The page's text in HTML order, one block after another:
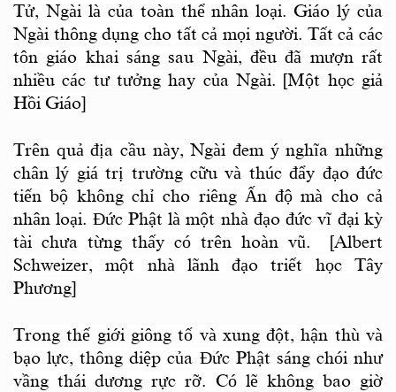
Tử, Ngài là của toàn thể nhân loại. Giáo lý của
Ngài thông dụng cho tất cả mọi người. Tất cả các
tôn giáo khai sáng sau Ngài, đều đã mượn rất
nhiều các tư tưởng hay của Ngài. [Một học giả
Hồi Giáo]
Trên quả địa cầu này, Ngài đem ý nghĩa những
chân lý giá trị trường cữu và thúc đẩy đạo đức
tiến bộ không chỉ cho riêng Ấn độ mà cho cả
nhân loại. Ðức Phật là một nhà đạo đức vĩ đại kỳ
tài chưa từng thấy có trên hoàn vũ. [Albert
Schweizer, một nhà lãnh đạo triết học Tây
Phương]
Trong thế giới giông tố và xung đột, hận thù và
bạo lực, thông diệp của Đức Phật sáng chói như
vầng thái dương rực rỡ. Có lẽ không bao giờ